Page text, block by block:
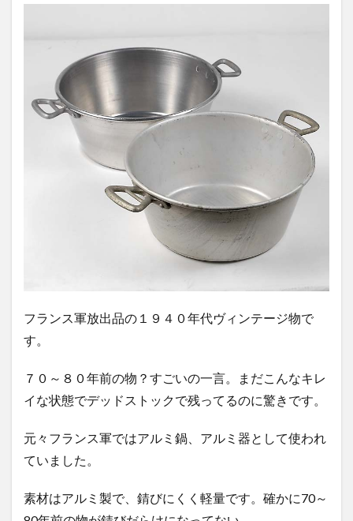
フランス軍放出品の１９４０年代ヴィンテージ物で
す。
７０～８０年前の物？すごいの一言。まだこんなキレ
イな状態でデッドストックで残ってるのに驚きです。
元々フランス軍ではアルミ鍋、アルミ器として使われ
ていました。
素材はアルミ製で、錆びにくく軽量です。確かに70～